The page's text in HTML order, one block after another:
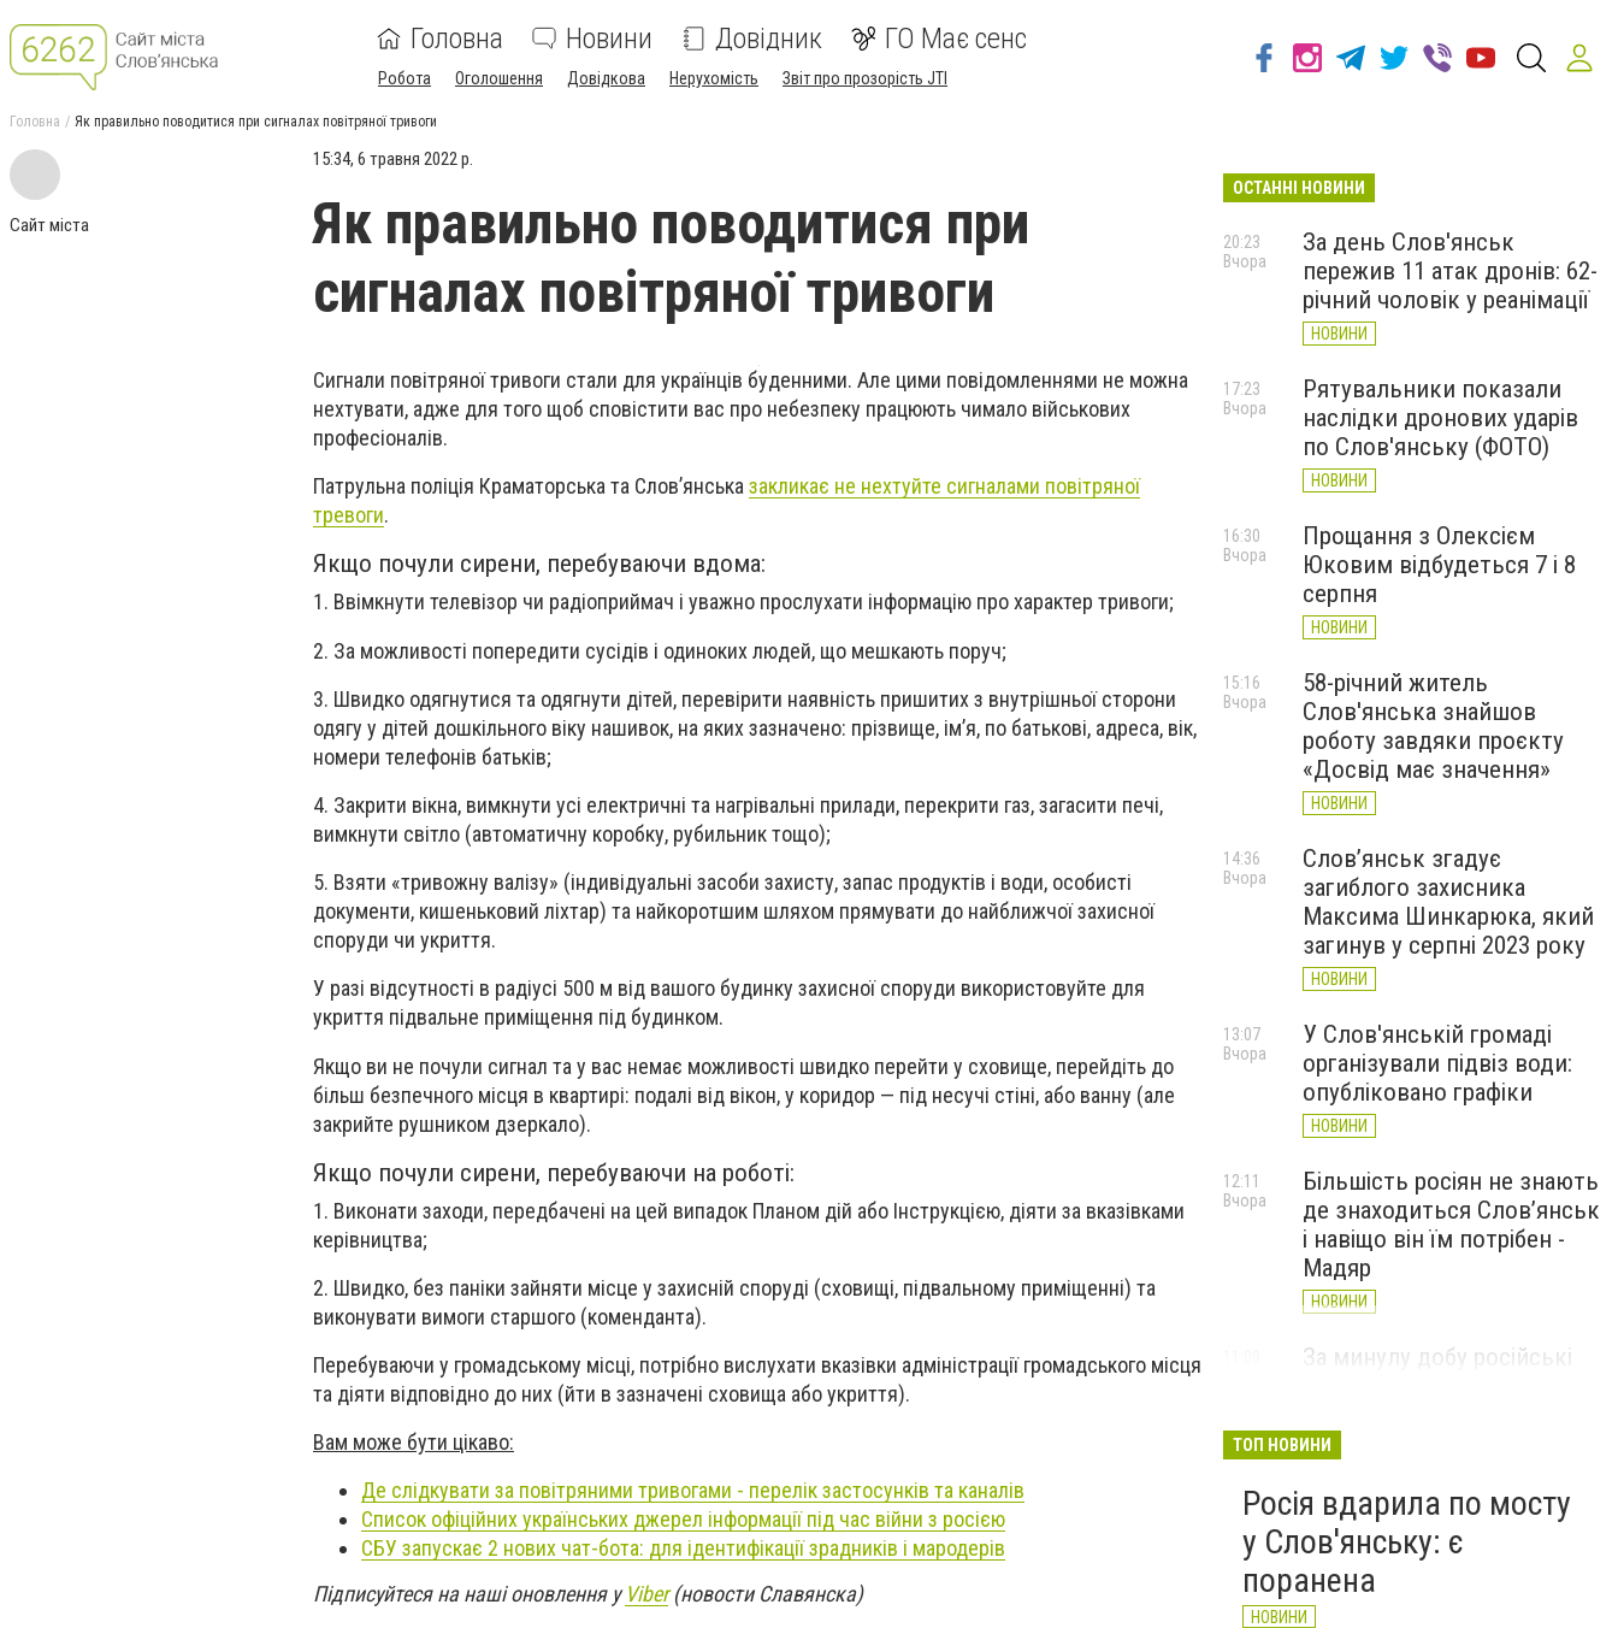
Головна Новини Довідник ГО Має сенс
Робота Оголошення Довідкова Нерухомість Звіт про прозорість JTI
Головна Як правильно поводитися при сигналах повітряної тривоги
Сайт міста
15:34, 6 травня 2022 р.
Як правильно поводитися при
сигналах повітряної тривоги
Сигнали повітряної тривоги стали для українців буденними. Але цими повідомленнями не можна
нехтувати, адже для того щоб сповістити вас про небезпеку працюють чимало військових
професіоналів.
Патрульна поліція Краматорська та Слов’янська закликає не нехтуйте сигналами повітряної
тревоги.
Якщо почули сирени, перебуваючи вдома:
1. Ввімкнути телевізор чи радіоприймач і уважно прослухати інформацію про характер тривоги;
2. За можливості попередити сусідів і одиноких людей, що мешкають поруч;
3. Швидко одягнутися та одягнути дітей, перевірити наявність пришитих з внутрішньої сторони
одягу у дітей дошкільного віку нашивок, на яких зазначено: прізвище, ім’я, по батькові, адреса, вік,
номери телефонів батьків;
4. Закрити вікна, вимкнути усі електричні та нагрівальні прилади, перекрити газ, загасити печі,
вимкнути світло (автоматичну коробку, рубильник тощо);
5. Взяти «тривожну валізу» (індивідуальні засоби захисту, запас продуктів і води, особисті
документи, кишеньковий ліхтар) та найкоротшим шляхом прямувати до найближчої захисної
споруди чи укриття.
У разі відсутності в радіусі 500 м від вашого будинку захисної споруди використовуйте для
укриття підвальне приміщення під будинком.
Якщо ви не почули сигнал та у вас немає можливості швидко перейти у сховище, перейдіть до
більш безпечного місця в квартирі: подалі від вікон, у коридор — під несучі стіні, або ванну (але
закрийте рушником дзеркало).
Якщо почули сирени, перебуваючи на роботі:
1. Виконати заходи, передбачені на цей випадок Планом дій або Інструкцією, діяти за вказівками
керівництва;
2. Швидко, без паніки зайняти місце у захисній споруді (сховищі, підвальному приміщенні) та
виконувати вимоги старшого (коменданта).
Перебуваючи у громадському місці, потрібно вислухати вказівки адміністрації громадського місця
та діяти відповідно до них (йти в зазначені сховища або укриття).
Вам може бути цікаво:
Де слідкувати за повітряними тривогами - перелік застосунків та каналів
Список офіційних українських джерел інформації під час війни з росією
СБУ запускає 2 нових чат-бота: для ідентифікації зрадників і мародерів
Підписуйтеся на наші оновлення уViber(новости Славянска)
ОСТАННІ НОВИНИ
За день Слов'янськ
пережив 11 атак дронів: 62-
річний чоловік у реанімації
НОВИНИ
20:23
Вчора
Рятувальники показали
наслідки дронових ударів
по Слов'янську (ФОТО)
НОВИНИ
17:23
Вчора
Прощання з Олексієм
Юковим відбудеться 7 і 8
серпня
НОВИНИ
16:30
Вчора
58-річний житель
Слов'янська знайшов
роботу завдяки проєкту
«Досвід має значення»
НОВИНИ
15:16
Вчора
Слов’янськ згадує
загиблого захисника
Максима Шинкарюка, який
загинув у серпні 2023 року
НОВИНИ
14:36
Вчора
У Слов'янській громаді
організували підвіз води:
опубліковано графіки
НОВИНИ
13:07
Вчора
Більшість росіян не знають
де знаходиться Слов’янськ
і навіщо він їм потрібен -
Мадяр
НОВИНИ
12:11
Вчора
За минулу добу російські
великої війни: 6 серпня
ТОП НОВИНИ
Росія вдарила по мосту
у Слов'янську: є
поранена
НОВИНИ